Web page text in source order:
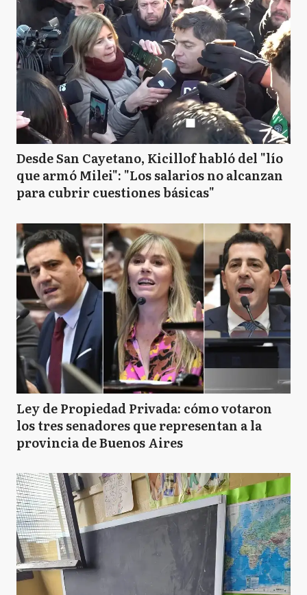
Desde San Cayetano, Kicillof habló del "lío
que armó Milei": "Los salarios no alcanzan
para cubrir cuestiones básicas"
Ley de Propiedad Privada: cómo votaron
los tres senadores que representan a la
provincia de Buenos Aires